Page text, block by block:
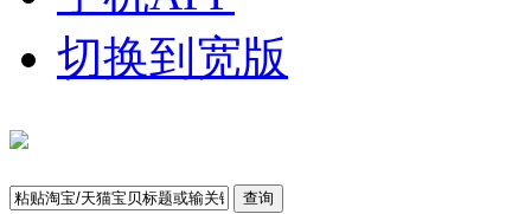
切换到宽版
查询